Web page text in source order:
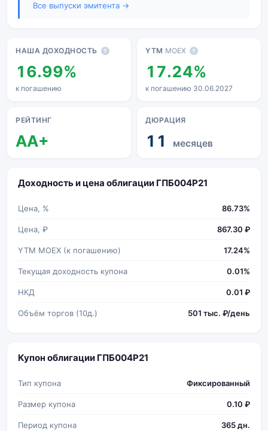
Все выпуски эмитента →
НАША ДОХОДНОСТЬ ?
16.99%
к погашению
YTM MOEX ?
17.24%
к погашению 30.06.2027
РЕЙТИНГ
AA+
ДЮРАЦИЯ
11 месяцев
Доходность и цена облигации ГПБ004Р21
Цена, % 86.73%
Цена, ₽ 867.30 ₽
YTM MOEX (к погашению) 17.24%
Текущая доходность купона 0.01%
НКД 0.01 ₽
Объём торгов (10д.) 501 тыс. ₽/день
Купон облигации ГПБ004Р21
Тип купона Фиксированный
Размер купона 0.10 ₽
Период купона 365 дн.